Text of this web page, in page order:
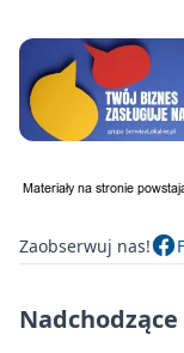
Zaobserwuj nas!